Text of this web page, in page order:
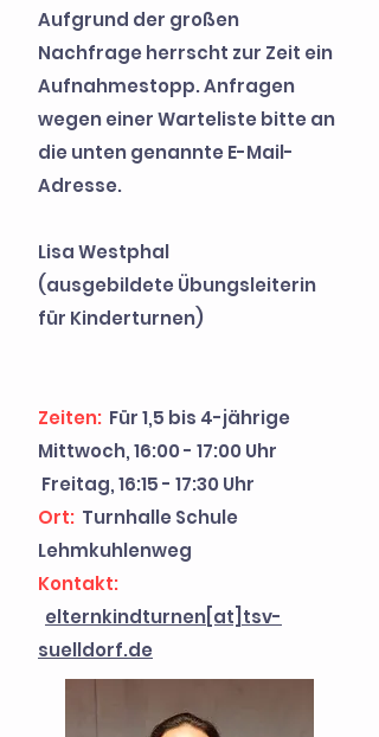
Aufgrund der großen
Nachfrage herrscht zur Zeit ein
Aufnahmestopp. Anfragen
wegen einer Warteliste bitte an
die unten genannte E-Mail-
Adresse.
Lisa Westphal
(ausgebildete Übungsleiterin
für Kinderturnen)
Zeiten: Für 1,5 bis 4-jährige
Mittwoch, 16:00 - 17:00 Uhr
Freitag, 16:15 - 17:30 Uhr
Ort: Turnhalle Schule
Lehmkuhlenweg
Kontakt:
elternkindturnen[at]tsv-
suelldorf.de